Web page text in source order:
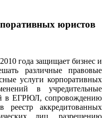
юристов
года защищает бизнес и
различные правовые
услуги корпоративных
в учредительные
в ЕГРЮЛ, сопровождению
аккредитованных